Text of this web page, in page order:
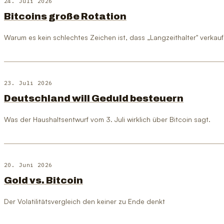
Bitcoins große Rotation
Warum es kein schlechtes Zeichen ist, dass „Langzeithalter"
23. Juli 2026
Deutschland will Geduld besteuern
Was der Haushaltsentwurf vom 3. Juli wirklich über Bitcoin sagt.
20. Juni 2026
Gold vs. Bitcoin
Der Volatilitätsvergleich den keiner zu Ende denkt